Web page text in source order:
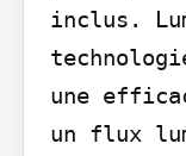
inclus.
une
un flux